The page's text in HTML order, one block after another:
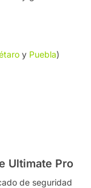
y Puebla)
Ultimate Pro
de seguridad